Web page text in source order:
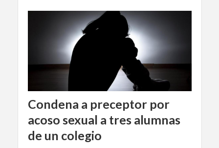
Condena a preceptor por
acoso sexual a tres alumnas
de un colegio